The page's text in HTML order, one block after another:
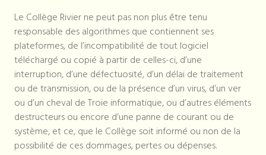
Le Collège Rivier ne peut pas non plus être tenu
responsable des algorithmes que contiennent ses
plateformes, de l’incompatibilité de tout logiciel
téléchargé ou copié à partir de celles-ci, d’une
interruption, d’une défectuosité, d’un délai de traitement
ou de transmission, ou de la présence d’un virus, d’un ver
ou d’un cheval de Troie informatique, ou d’autres éléments
destructeurs ou encore d’une panne de courant ou de
système, et ce, que le Collège soit informé ou non de la
possibilité de ces dommages, pertes ou dépenses.